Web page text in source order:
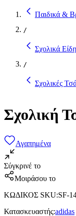
Παιδικά &
/
Σχολικά Είδη
/
Σχολικές
Σχολική
Αγαπημένα
Σύγκρινέ το
Μοιράσου το
ΚΩΔΙΚΟΣ SKU:SF-
Κατασκευαστής:adidas